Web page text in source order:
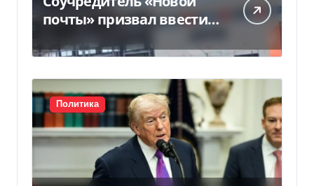
почты» призвал ввести
налоговые каникулы
для…
Политика